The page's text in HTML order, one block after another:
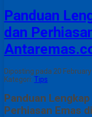
Panduan
dan
Diposting pada 20
Kategori: Tips
Panduan
Perhiasan Emas